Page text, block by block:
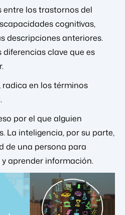
los trastornos del
cognitivas,
descripciones anteriores.
clave que es
radica en los términos
por el que alguien
La inteligencia, por su parte,
de una persona para
aprender información.